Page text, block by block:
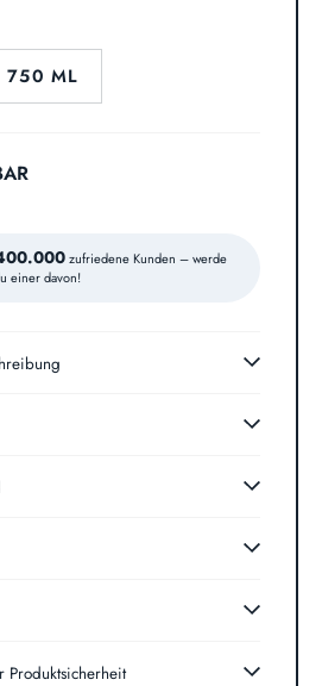
750 ML
zufriedene Kunden – werde
einer davon!
Produktsicherheit